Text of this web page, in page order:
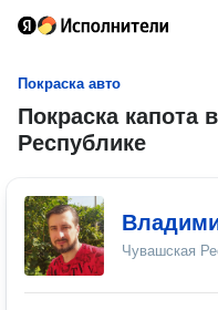
Покраска авто
Покраска капота
Республике
Чувашская